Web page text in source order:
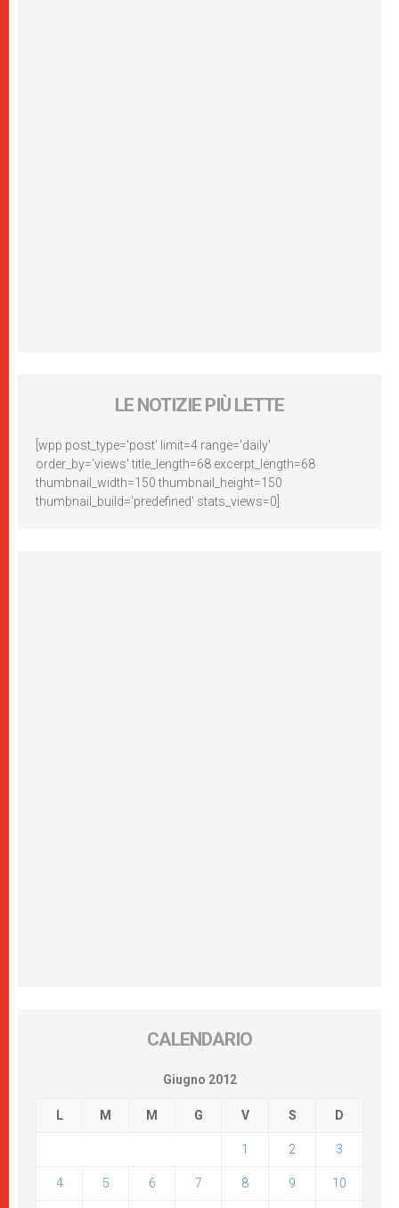
LE NOTIZIE PIÙ LETTE
[wpp post_type='post' limit=4 range='daily'
order_by='views' title_length=68 excerpt_length=68
thumbnail_width=150 thumbnail_height=150
thumbnail_build='predefined' stats_views=0]
CALENDARIO
Giugno 2012
L M M G V S D
1 2 3
4 5 6 7 8 9 10